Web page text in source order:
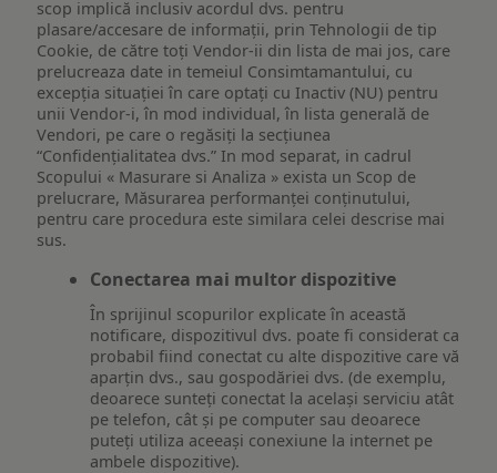
scop implică inclusiv acordul dvs. pentru
plasare/accesare de informații, prin Tehnologii de tip
Cookie, de către toți Vendor-ii din lista de mai jos, care
prelucreaza date in temeiul Consimtamantului, cu
excepția situației în care optați cu Inactiv (NU) pentru
unii Vendor-i, în mod individual, în lista generală de
Vendori, pe care o regăsiți la secțiunea
“Confidențialitatea dvs.” In mod separat, in cadrul
Scopului « Masurare si Analiza » exista un Scop de
prelucrare, Măsurarea performanței conținutului,
pentru care procedura este similara celei descrise mai
sus.
Conectarea mai multor dispozitive
În sprijinul scopurilor explicate în această
notificare, dispozitivul dvs. poate fi considerat ca
probabil fiind conectat cu alte dispozitive care vă
aparțin dvs., sau gospodăriei dvs. (de exemplu,
deoarece sunteți conectat la același serviciu atât
pe telefon, cât și pe computer sau deoarece
puteți utiliza aceeași conexiune la internet pe
ambele dispozitive).